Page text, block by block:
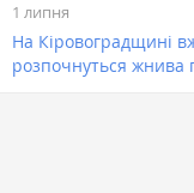
1 липня
На Кіровоградщині
розпочнуться жнива